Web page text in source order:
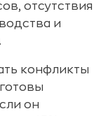
отсутствия
и
конфликты
он